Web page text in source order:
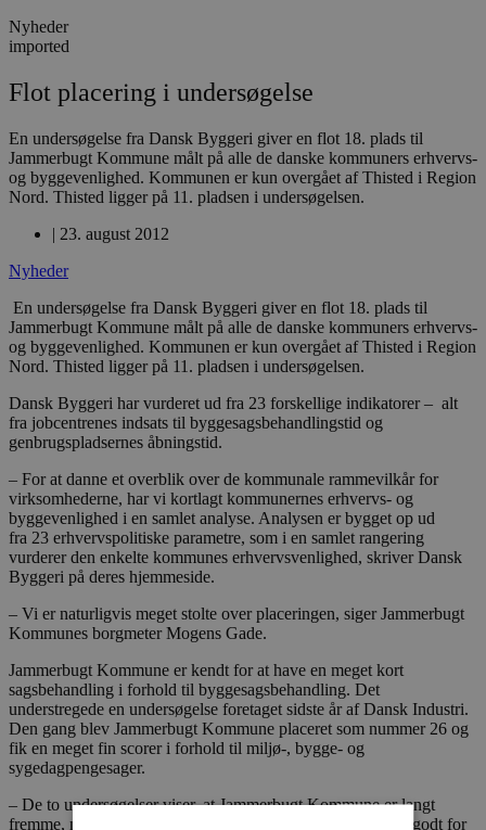
Nyheder
imported
Flot placering i undersøgelse
En undersøgelse fra Dansk Byggeri giver en flot 18. plads til
Jammerbugt Kommune målt på alle de danske kommuners erhvervs-
og byggevenlighed. Kommunen er kun overgået af Thisted i Region
Nord. Thisted ligger på 11. pladsen i undersøgelsen.
| 23. august 2012
Nyheder
En undersøgelse fra Dansk Byggeri giver en flot 18. plads til
Jammerbugt Kommune målt på alle de danske kommuners erhvervs-
og byggevenlighed. Kommunen er kun overgået af Thisted i Region
Nord. Thisted ligger på 11. pladsen i undersøgelsen.
Dansk Byggeri har vurderet ud fra 23 forskellige indikatorer – alt
fra jobcentrenes indsats til byggesagsbehandlingstid og
genbrugspladsernes åbningstid.
– For at danne et overblik over de kommunale rammevilkår for
virksomhederne, har vi kortlagt kommunernes erhvervs- og
byggevenlighed i en samlet analyse. Analysen er bygget op ud
fra 23 erhvervspolitiske parametre, som i en samlet rangering
vurderer den enkelte kommunes erhvervsvenlighed, skriver Dansk
Byggeri på deres hjemmeside.
– Vi er naturligvis meget stolte over placeringen, siger Jammerbugt
Kommunes borgmeter Mogens Gade.
Jammerbugt Kommune er kendt for at have en meget kort
sagsbehandling i forhold til byggesagsbehandling. Det
understregede en undersøgelse foretaget sidste år af Dansk Industri.
Den gang blev Jammerbugt Kommune placeret som nummer 26 og
fik en meget fin scorer i forhold til miljø-, bygge- og
sygedagpengesager.
– De to undersøgelser viser, at Jammerbugt Kommune er langt
fremme, når det gælder erhvervsudvikling, og det er rigtigt godt for